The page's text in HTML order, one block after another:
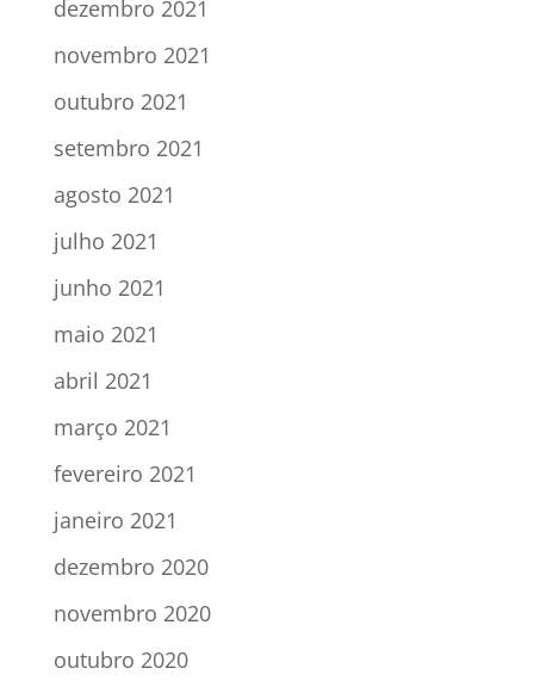
dezembro 2021
novembro 2021
outubro 2021
setembro 2021
agosto 2021
julho 2021
junho 2021
maio 2021
abril 2021
março 2021
fevereiro 2021
janeiro 2021
dezembro 2020
novembro 2020
outubro 2020